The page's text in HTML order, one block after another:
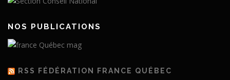
NOS PUBLICATIONS
RSS FÉDÉRATION FRANCE QUÉBEC